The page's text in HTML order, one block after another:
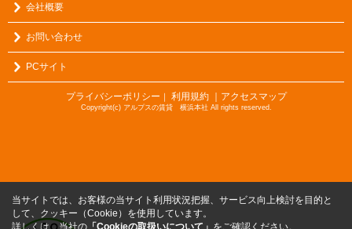
会社概要
お問い合わせ
PCサイト
プライバシーポリシー ｜ 利用規約 ｜アクセスマップ
Copyright(c) アルプスの賃貸 横浜本社 All rights reserved.
当サイトでは、お客様の当サイト利用状況把握、サービス向上検討を目的と
して、クッキー（Cookie）を使用しています。
詳しくは、当社の 「Cookieの取扱いについて」 をご確認ください。